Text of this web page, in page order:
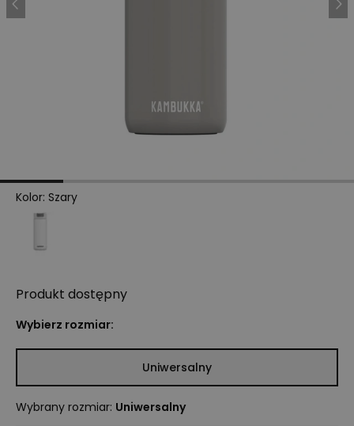
Kolor: Szary
Produkt dostępny
Wybierz rozmiar:
Uniwersalny
Wybrany rozmiar: Uniwersalny